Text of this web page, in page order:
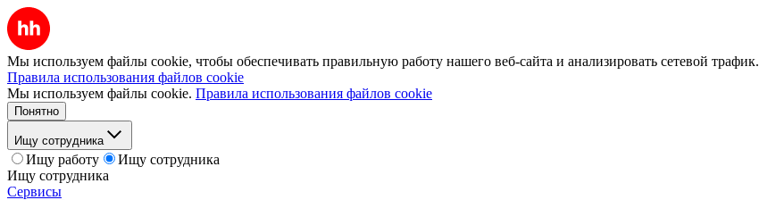
Мы используем файлы cookie, чтобы обеспечивать правильную работу нашего веб-сайта и анализировать сетевой трафик.
Правила использования файлов cookie
Мы используем файлы cookie. Правила использования файлов cookie
Понятно
Ищу сотрудника
Ищу работу
Ищу сотрудника
Ищу сотрудника
Сервисы